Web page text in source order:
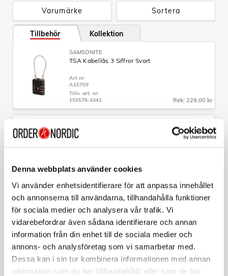
Denna webbplats använder cookies
Vi använder enhetsidentifierare för att anpassa innehållet
och annonserna till användarna, tillhandahålla funktioner
för sociala medier och analysera vår trafik. Vi
vidarebefordrar även sådana identifierare och annan
information från din enhet till de sociala medier och
annons- och analysföretag som vi samarbetar med.
Dessa kan i sin tur kombinera informationen med annan
information som du har tillhandahållit eller som de har
Specifikationer:
- Mått: 55 x 40 x 20 cm
- Expanderad dimension: 55.0 x 40.0 x 23.0 cm
- Volym: 35.5/41 L
- Vikt: 2.60 kg
- Material: 100% Polypropylen
- Garanti: Begränsad 3 års global garanti
- Hjul: 4 stycken dubbla hjul
- Lås: Fast tresiffrigt TSA-kombinationslås
- Kabinbagage uppfyller IATA:s rekommendationer och kan
tas med ombord på ett flygplan. Vi rekommenderar att kolla
med ditt flygbolag för den senaste
informationen om tillåtet handbagage.
Sortera
Varumärke
Tillbehör Kollektion
SAMSONITE
TSA Kabellås 3 Siffror Svart
Art nr:
A15759
Tillv. art. nr:
155576-1041
Rek: 229,00 kr
Hopvikbar Ryggsäck M TA Revolution Svart
Tillv. art. nr:
157182-1041
SAMSONITE
Necessär Hängbar Rosa
Art nr:
A15766
Tillv. art. nr:
142789-1751
Rek: 649,00 kr
SKROSS